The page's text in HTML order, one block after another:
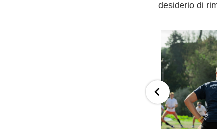
desiderio di